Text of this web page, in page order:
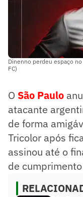
Dinenno perdeu espaço
FC)
O São Paulo
atacante
de forma
Tricolor após
assinou até o
de